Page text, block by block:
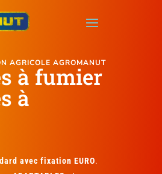
AGRICOLE AGROMANUT
à fumier
à
avec fixation EURO.